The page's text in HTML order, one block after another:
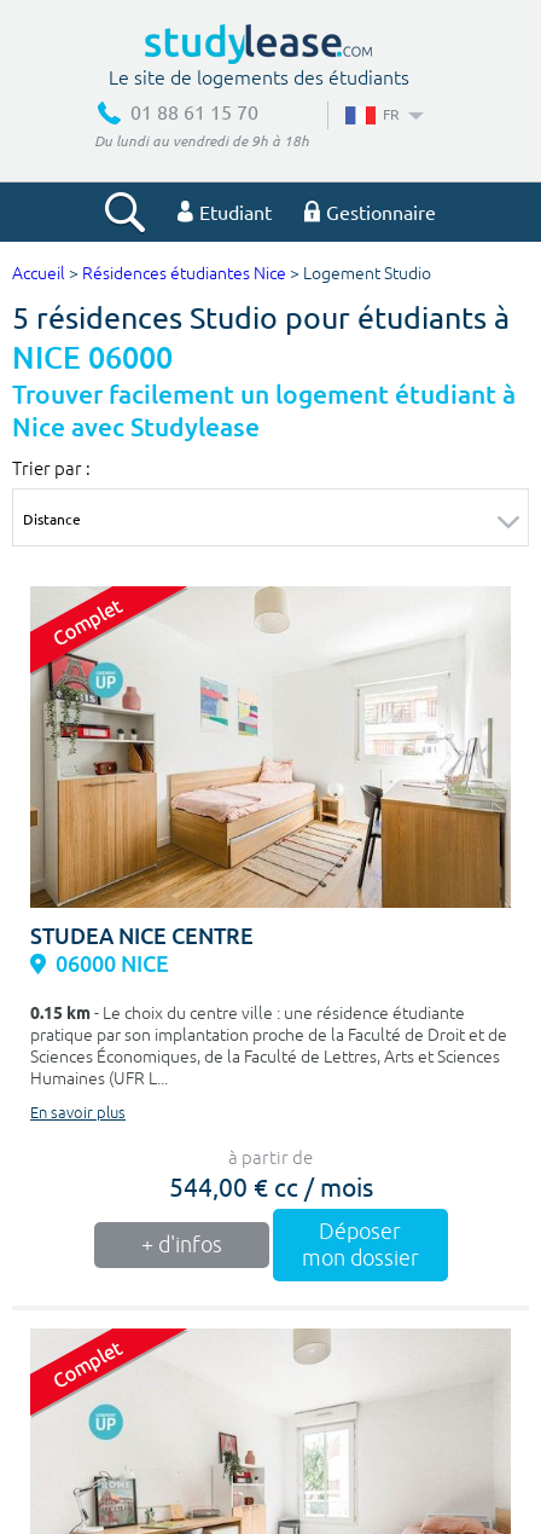
Le site de logements des étudiants
01 88 61 15 70
Du lundi au vendredi de 9h à 18h
FR
Etudiant Gestionnaire
Votre recherche
Ville, école
Type de location
Colocation
Votre date d'entrée
Chercher
Accueil > Résidences étudiantes Nice > Logement Studio
5 résidences Studio pour étudiants à
NICE 06000
Trouver facilement un logement étudiant à
Nice avec Studylease
Trier par :
STUDEA NICE CENTRE
06000 NICE
0.15 km- Le choix du centre ville : une résidence étudiante
pratique par son implantation proche de la Faculté de Droit et de
Sciences Économiques, de la Faculté de Lettres, Arts et Sciences
Humaines (UFR L...
En savoir plus
à partir de
544,00 € cc / mois
+ d'infos
Déposer
mon dossier